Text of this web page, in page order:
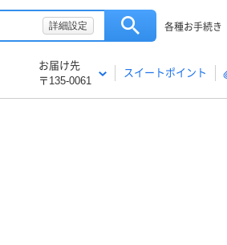
詳細設定 各種お手続き
お届け先
〒135-0061
スイートポイント